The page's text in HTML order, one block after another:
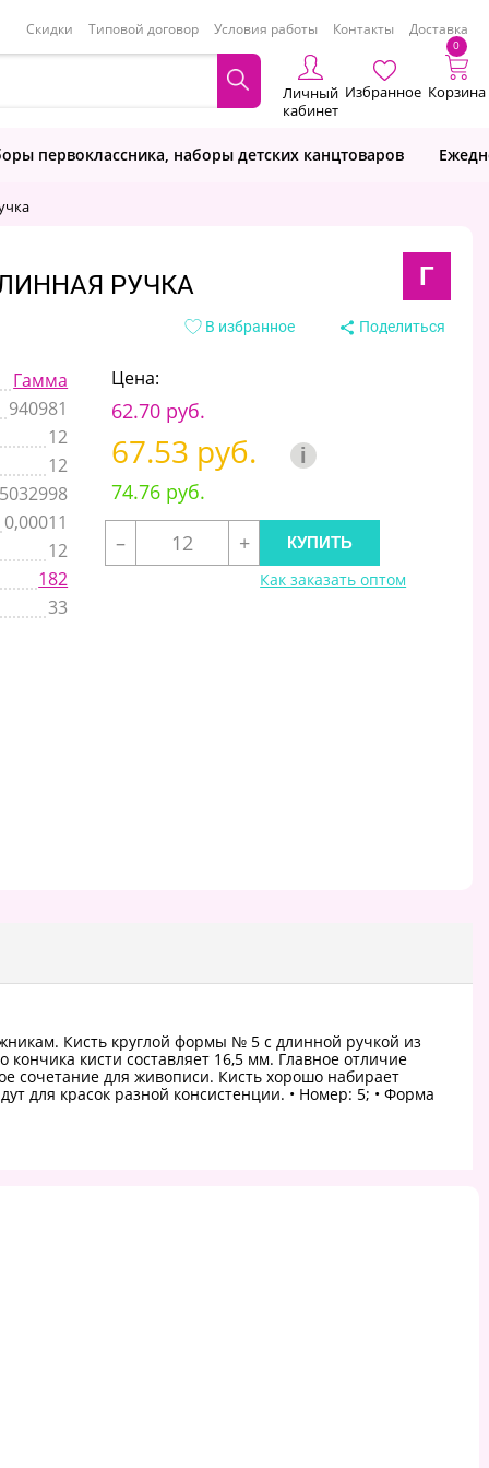
Скидки Типовой договор Условия работы Контакты Доставка
Личный
кабинет
Избранное
0
Корзина
первоклассника, наборы детских канцтоваров
РУЧКА Г
В избранное Поделиться
Гамма
940981
12
12
0,00011
12
182
33
Цена:
62.70 руб.
67.53 руб. i
74.76 руб.
–
+
Как заказать оптом
Кисть круглой формы № 5 с длинной ручкой из
кисти составляет 16,5 мм. Главное отличие
сочетание для живописи. Кисть хорошо набирает
для красок разной консистенции. • Номер: 5; • Форма